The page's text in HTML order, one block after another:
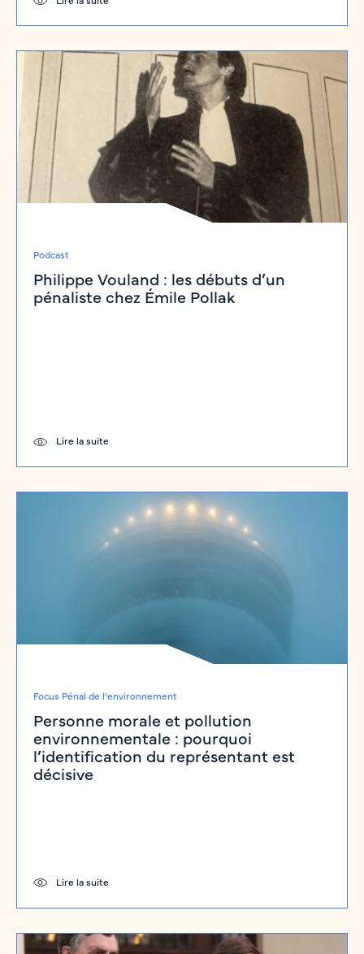
Podcast
Philippe Vouland : les débuts d’un
pénaliste chez Émile Pollak
Lire la suite
Focus Pénal de l'environnement
Personne morale et pollution
environnementale : pourquoi
l’identification du représentant est
décisive
Lire la suite